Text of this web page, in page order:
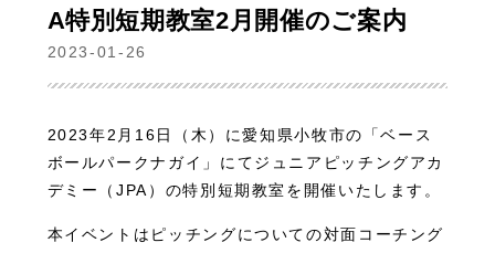
A特別短期教室2月開催のご案内
2023-01-26
2023年2月16日（木）に愛知県小牧市の「ベース
ボールパークナガイ」にてジュニアピッチングアカ
デミー（JPA）の特別短期教室を開催いたします。
本イベントはピッチングについての対面コーチング